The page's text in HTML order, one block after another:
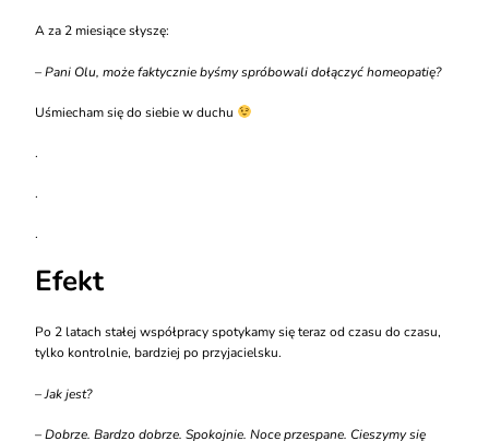
A za 2 miesiące słyszę:
– Pani Olu, może faktycznie byśmy spróbowali dołączyć homeopatię?
Uśmiecham się do siebie w duchu
.
.
.
Efekt
Po 2 latach stałej współpracy spotykamy się teraz od czasu do czasu,
tylko kontrolnie, bardziej po przyjacielsku.
– Jak jest?
– Dobrze. Bardzo dobrze. Spokojnie. Noce przespane. Cieszymy się